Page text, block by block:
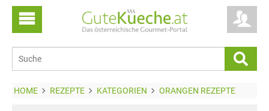
HOME REZEPTE KATEGORIEN ORANGEN REZEPTE